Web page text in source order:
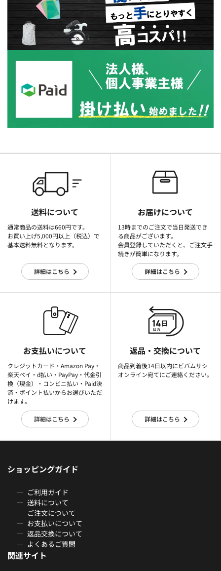
送料について
通常商品の送料は660円です。
お買い上げ5,000円以上（税込）で
基本送料無料となります。
詳細はこちら
お届けについて
13時までのご注文で当日発送でき
る商品がございます。
会員登録していただくと、ご注文手
続きが簡単になります。
詳細はこちら
お支払いについて
クレジットカード・Amazon Pay・
楽天ぺイ・d払い・PayPay・代金引
換（現金）・コンビニ払い・Paid決
済・ポイント払いからお選びいただ
けます。
詳細はこちら
返品・交換について
商品到着後14日以内にビバムサシ
オンライン宛てにご連絡ください。
詳細はこちら
ショッピングガイド
ご利用ガイド
送料について
ご注文について
お支払いについて
返品交換について
よくあるご質問
関連サイト